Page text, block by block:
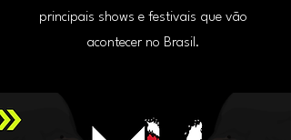
principais shows e festivais que vão
acontecer no Brasil.